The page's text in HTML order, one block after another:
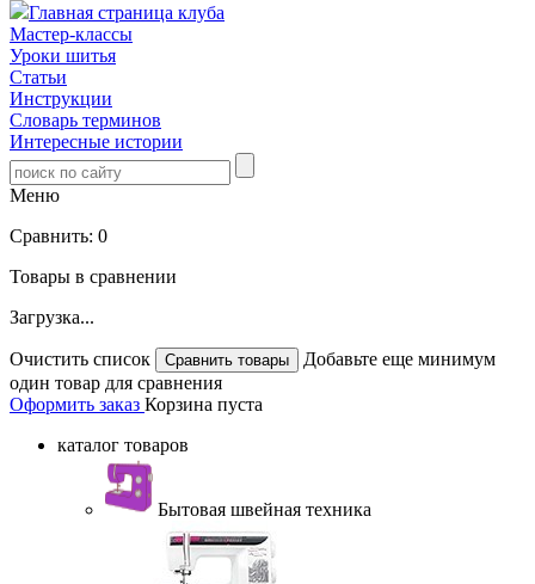
Главная страница клуба
Мастер-классы
Уроки шитья
Статьи
Инструкции
Словарь терминов
Интересные истории
Меню
Сравнить: 0
Товары в сравнении
Загрузка...
Очистить список
Добавьте еще минимум
один товар для сравнения
Оформить заказ Корзина пуста
каталог товаров
Бытовая швейная техника